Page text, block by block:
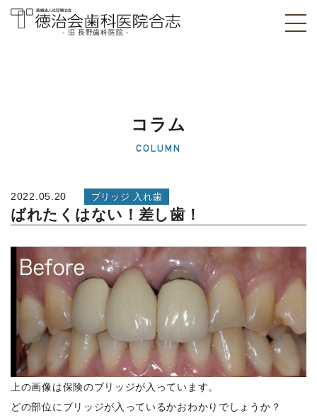
医院]｜熊本県合志
- 旧 長野歯科医院 -
コラム
COLUMN
2022.05.20 ブリッジ 入れ歯
ばれたくはない！差し歯！
上の画像は保険のブリッジが入っています。
どの部位にブリッジが入っているかおわかりでしょうか？